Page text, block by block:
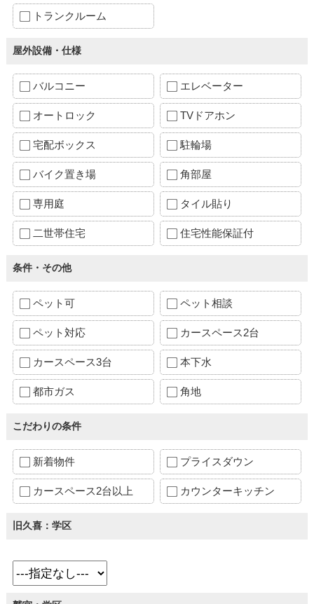
トランクルーム
屋外設備・仕様
バルコニー エレベーター
オートロック TVドアホン
宅配ボックス 駐輪場
バイク置き場 角部屋
専用庭 タイル貼り
二世帯住宅 住宅性能保証付
条件・その他
ペット可 ペット相談
ペット対応 カースペース2台
カースペース3台 本下水
都市ガス 角地
こだわりの条件
新着物件 プライスダウン
カースペース2台以上 カウンターキッチン
旧久喜：学区